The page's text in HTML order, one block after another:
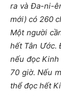
ra và Đa-ni-
mới) có 260
Một người
hết Tân Ước.
nếu đọc
70 giờ. Nếu
thể đọc hết